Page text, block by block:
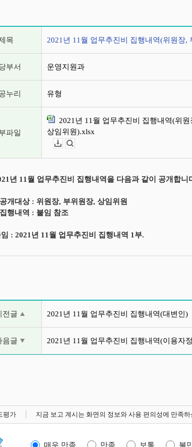
목 2021년 11월 업무추진비 집행내역(위원장,
부서 운영지원과
누리 유형
파일
2021년 11월 업무추진비 집행내역(위
상임위원).xlsx
년 11월 업무추진비 집행내역을 다음과 같이 공개합니
개대상 : 위원장, 부위원장, 상임위원
행내역 : 붙임 참조
임 : 2021년 11월 업무추진비 집행내역 1부.
전글 2021년 11월 업무추진비 집행내역(대변인)
음글 2021년 11월 업무추진비 집행내역(이용자
평가 지금 보고 계시는 화면의 정보와 사용 편의성에 만족하
매우 만족 만족 보통 불